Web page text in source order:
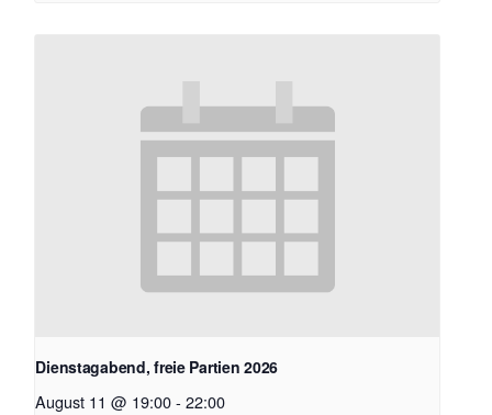
Dienstagabend, freie Partien 2026
August 11 @ 19:00 - 22:00